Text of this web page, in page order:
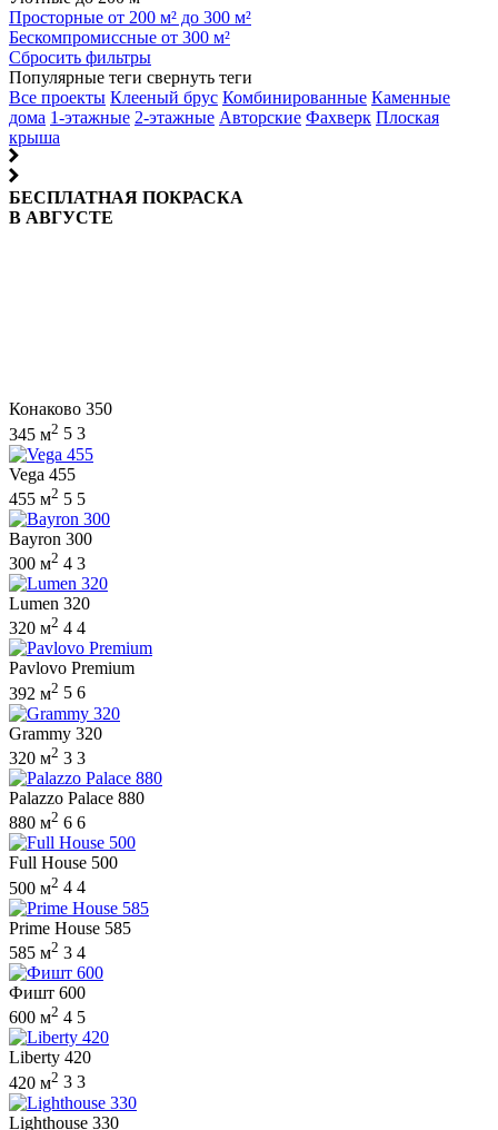
Просторные от 200 м² до 300 м²
Бескомпромиссные от 300 м²
Сбросить фильтры
Популярные теги свернуть теги
Все проекты Клееный брус Комбинированные Каменные
дома 1-этажные 2-этажные Авторские Фахверк Плоская
крыша
БЕСПЛАТНАЯ ПОКРАСКА
В АВГУСТЕ
Конаково 350
345 м2 5 3
Vega 455
455 м2 5 5
Bayron 300
300 м2 4 3
Lumen 320
320 м2 4 4
Pavlovo Premium
392 м2 5 6
Grammy 320
320 м2 3 3
Palazzo Palace 880
880 м2 6 6
Full House 500
500 м2 4 4
Prime House 585
585 м2 3 4
Фишт 600
600 м2 4 5
Liberty 420
420 м2 3 3
Lighthouse 330